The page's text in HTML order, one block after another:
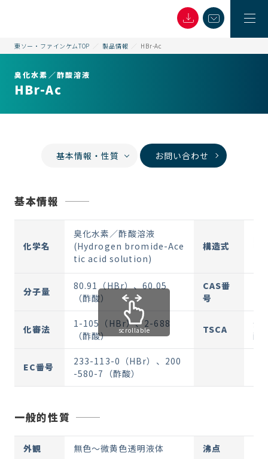
東ソー・ファインケムTOP 製品情報 HBr-Ac
臭化水素／酢酸溶液
HBr-Ac
基本情報・性質 お問い合わせ
基本情報
化学名
臭化水素／酢酸溶液
(Hydrogen bromide-Ace
tic acid solution)
構造式
分子量
80.91（HBr）、60.05
（酢酸）
CAS番
号
化審法
1-105（HBr）、2-688
（酢酸）
TSCA
登
酸
EC番号
233-113-0（HBr）、200
-580-7（酢酸）
scrollable
一般的性質
外観 無色～微黄色透明液体 沸点